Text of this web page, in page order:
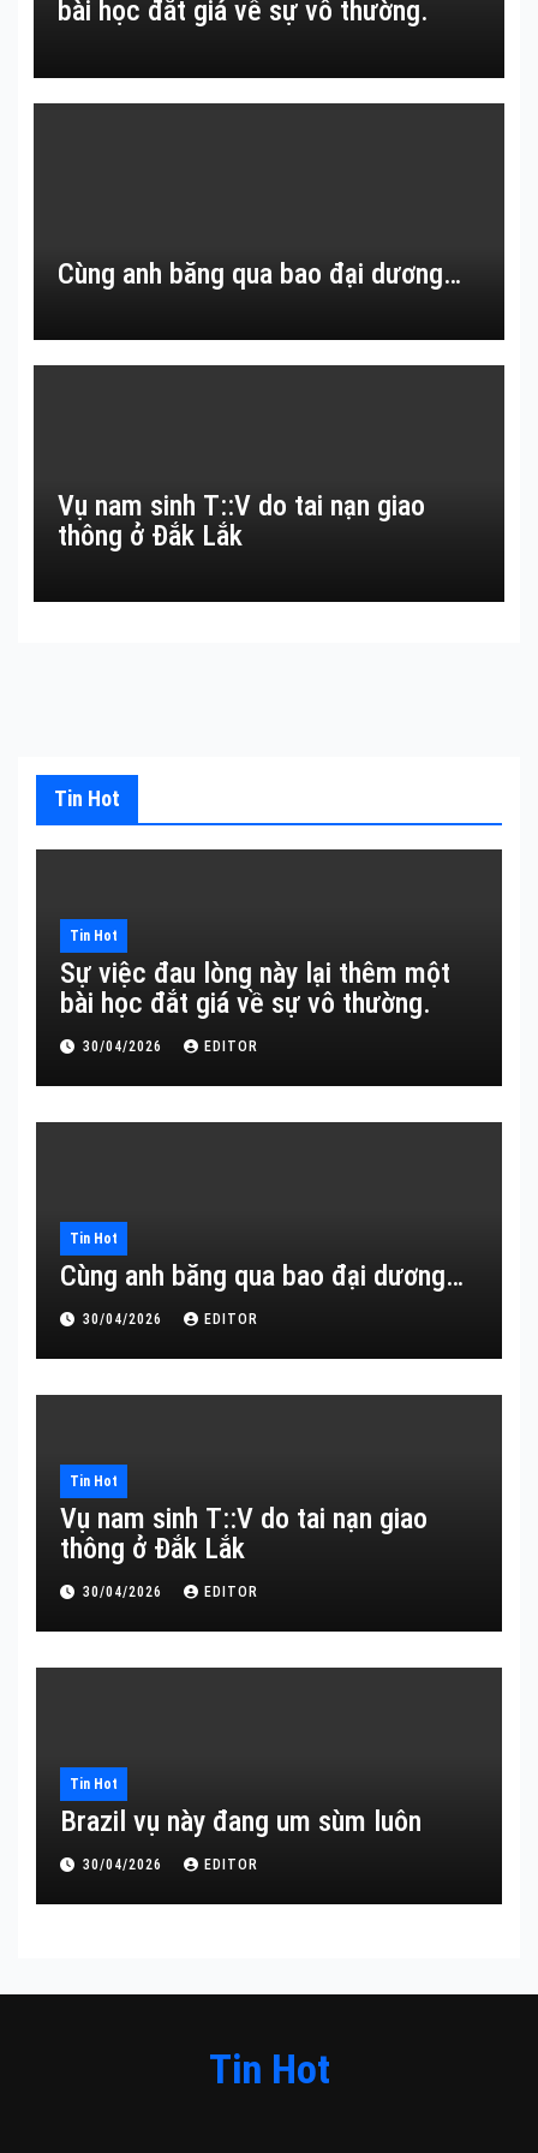
bài học đắt giá về sự vô thường.
Cùng anh băng qua bao đại dương…
Vụ nam sinh T::V do tai nạn giao
thông ở Đắk Lắk
Tin Hot
Tin Hot
Sự việc đau lòng này lại thêm một
bài học đắt giá về sự vô thường.
30/04/2026 EDITOR
Tin Hot
Cùng anh băng qua bao đại dương…
30/04/2026 EDITOR
Tin Hot
Vụ nam sinh T::V do tai nạn giao
thông ở Đắk Lắk
30/04/2026 EDITOR
Tin Hot
Brazil vụ này đang um sùm luôn
30/04/2026 EDITOR
Tin Hot